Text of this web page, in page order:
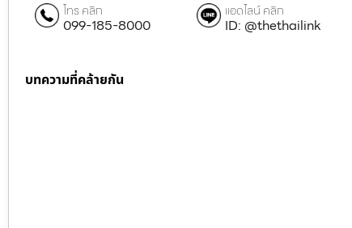
โทร คลิก
099-185-8000
แอดไลน์ คลิก
ID: @thethailink
บทความที่คล้ายกัน